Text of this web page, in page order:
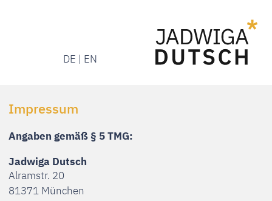
Jadwiga Dutsch
81371 München
Telefon: +49.89.269 49 505
info@jadwigadutsch.com